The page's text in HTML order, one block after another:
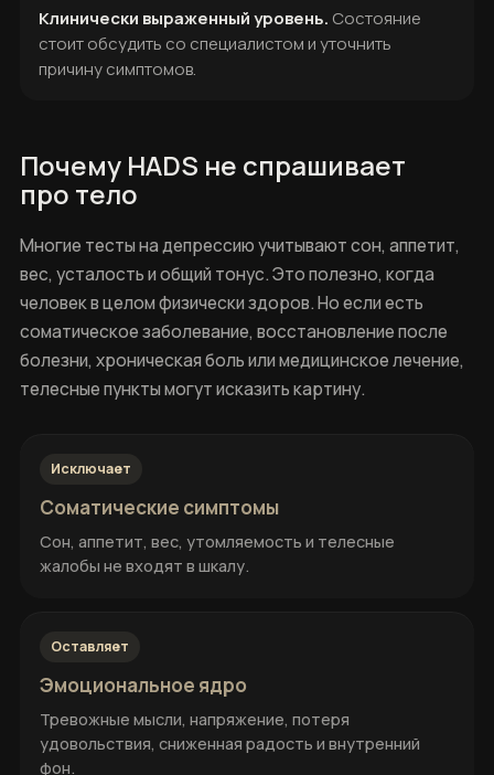
Клинически выраженный уровень. Состояние
стоит обсудить со специалистом и уточнить
причину симптомов.
Почему HADS не спрашивает
про тело
Многие тесты на депрессию учитывают сон, аппетит,
вес, усталость и общий тонус. Это полезно, когда
человек в целом физически здоров. Но если есть
соматическое заболевание, восстановление после
болезни, хроническая боль или медицинское лечение,
телесные пункты могут исказить картину.
Исключает
Соматические симптомы
Сон, аппетит, вес, утомляемость и телесные
жалобы не входят в шкалу.
Оставляет
Эмоциональное ядро
Тревожные мысли, напряжение, потеря
удовольствия, сниженная радость и внутренний
фон.